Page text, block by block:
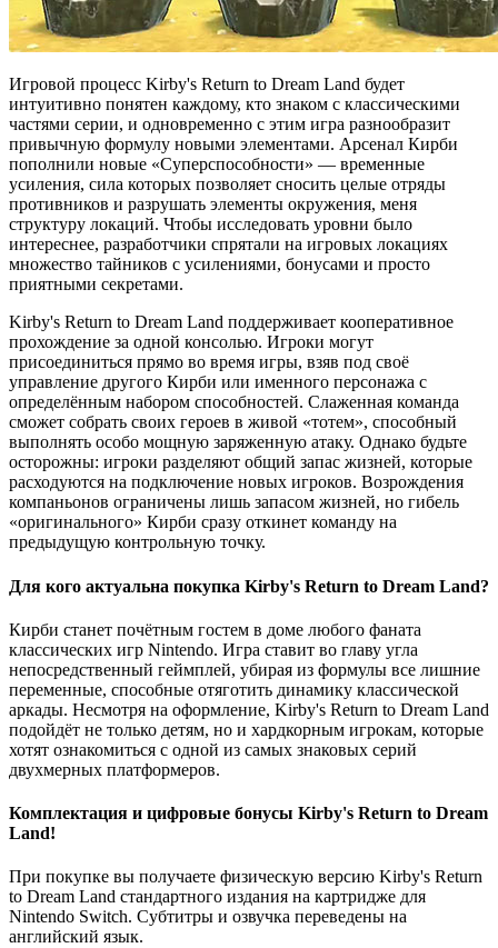
Игровой процесс Kirby's Return to Dream Land будет
интуитивно понятен каждому, кто знаком с классическими
частями серии, и одновременно с этим игра разнообразит
привычную формулу новыми элементами. Арсенал Кирби
пополнили новые «Суперспособности» — временные
усиления, сила которых позволяет сносить целые отряды
противников и разрушать элементы окружения, меня
структуру локаций. Чтобы исследовать уровни было
интереснее, разработчики спрятали на игровых локациях
множество тайников с усилениями, бонусами и просто
приятными секретами.
Kirby's Return to Dream Land поддерживает кооперативное
прохождение за одной консолью. Игроки могут
присоединиться прямо во время игры, взяв под своё
управление другого Кирби или именного персонажа с
определённым набором способностей. Слаженная команда
сможет собрать своих героев в живой «тотем», способный
выполнять особо мощную заряженную атаку. Однако будьте
осторожны: игроки разделяют общий запас жизней, которые
расходуются на подключение новых игроков. Возрождения
компаньонов ограничены лишь запасом жизней, но гибель
«оригинального» Кирби сразу откинет команду на
предыдущую контрольную точку.
Для кого актуальна покупка Kirby's Return to Dream Land?
Кирби станет почётным гостем в доме любого фаната
классических игр Nintendo. Игра ставит во главу угла
непосредственный геймплей, убирая из формулы все лишние
переменные, способные отяготить динамику классической
аркады. Несмотря на оформление, Kirby's Return to Dream Land
подойдёт не только детям, но и хардкорным игрокам, которые
хотят ознакомиться с одной из самых знаковых серий
двухмерных платформеров.
Комплектация и цифровые бонусы Kirby's Return to Dream
Land!
При покупке вы получаете физическую версию Kirby's Return
to Dream Land стандартного издания на картридже для
Nintendo Switch. Субтитры и озвучка переведены на
английский язык.